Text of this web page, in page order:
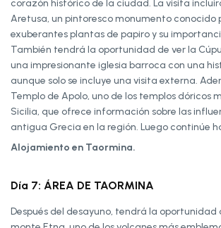
corazón histórico de la ciudad. La visita
Aretusa, un pintoresco monumento conocido
exuberantes plantas de papiro y su
También tendrá la oportunidad de ver la
una impresionante iglesia barroca con una
aunque solo se incluye una visita externa.
Templo de Apolo, uno de los templos dóricos
Sicilia, que ofrece información sobre las
antigua Grecia en la región. Luego continúe
Alojamiento en Taormina.
Día 7: ÁREA DE TAORMINA
Después del desayuno, tendrá la oportunidad